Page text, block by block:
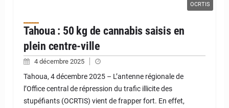
OCRTIS
Tahoua : 50 kg de cannabis saisis en
plein centre-ville
4 décembre 2025
Tahoua, 4 décembre 2025 – L’antenne régionale de
l’Office central de répression du trafic illicite des
stupéfiants (OCRTIS) vient de frapper fort. En effet,